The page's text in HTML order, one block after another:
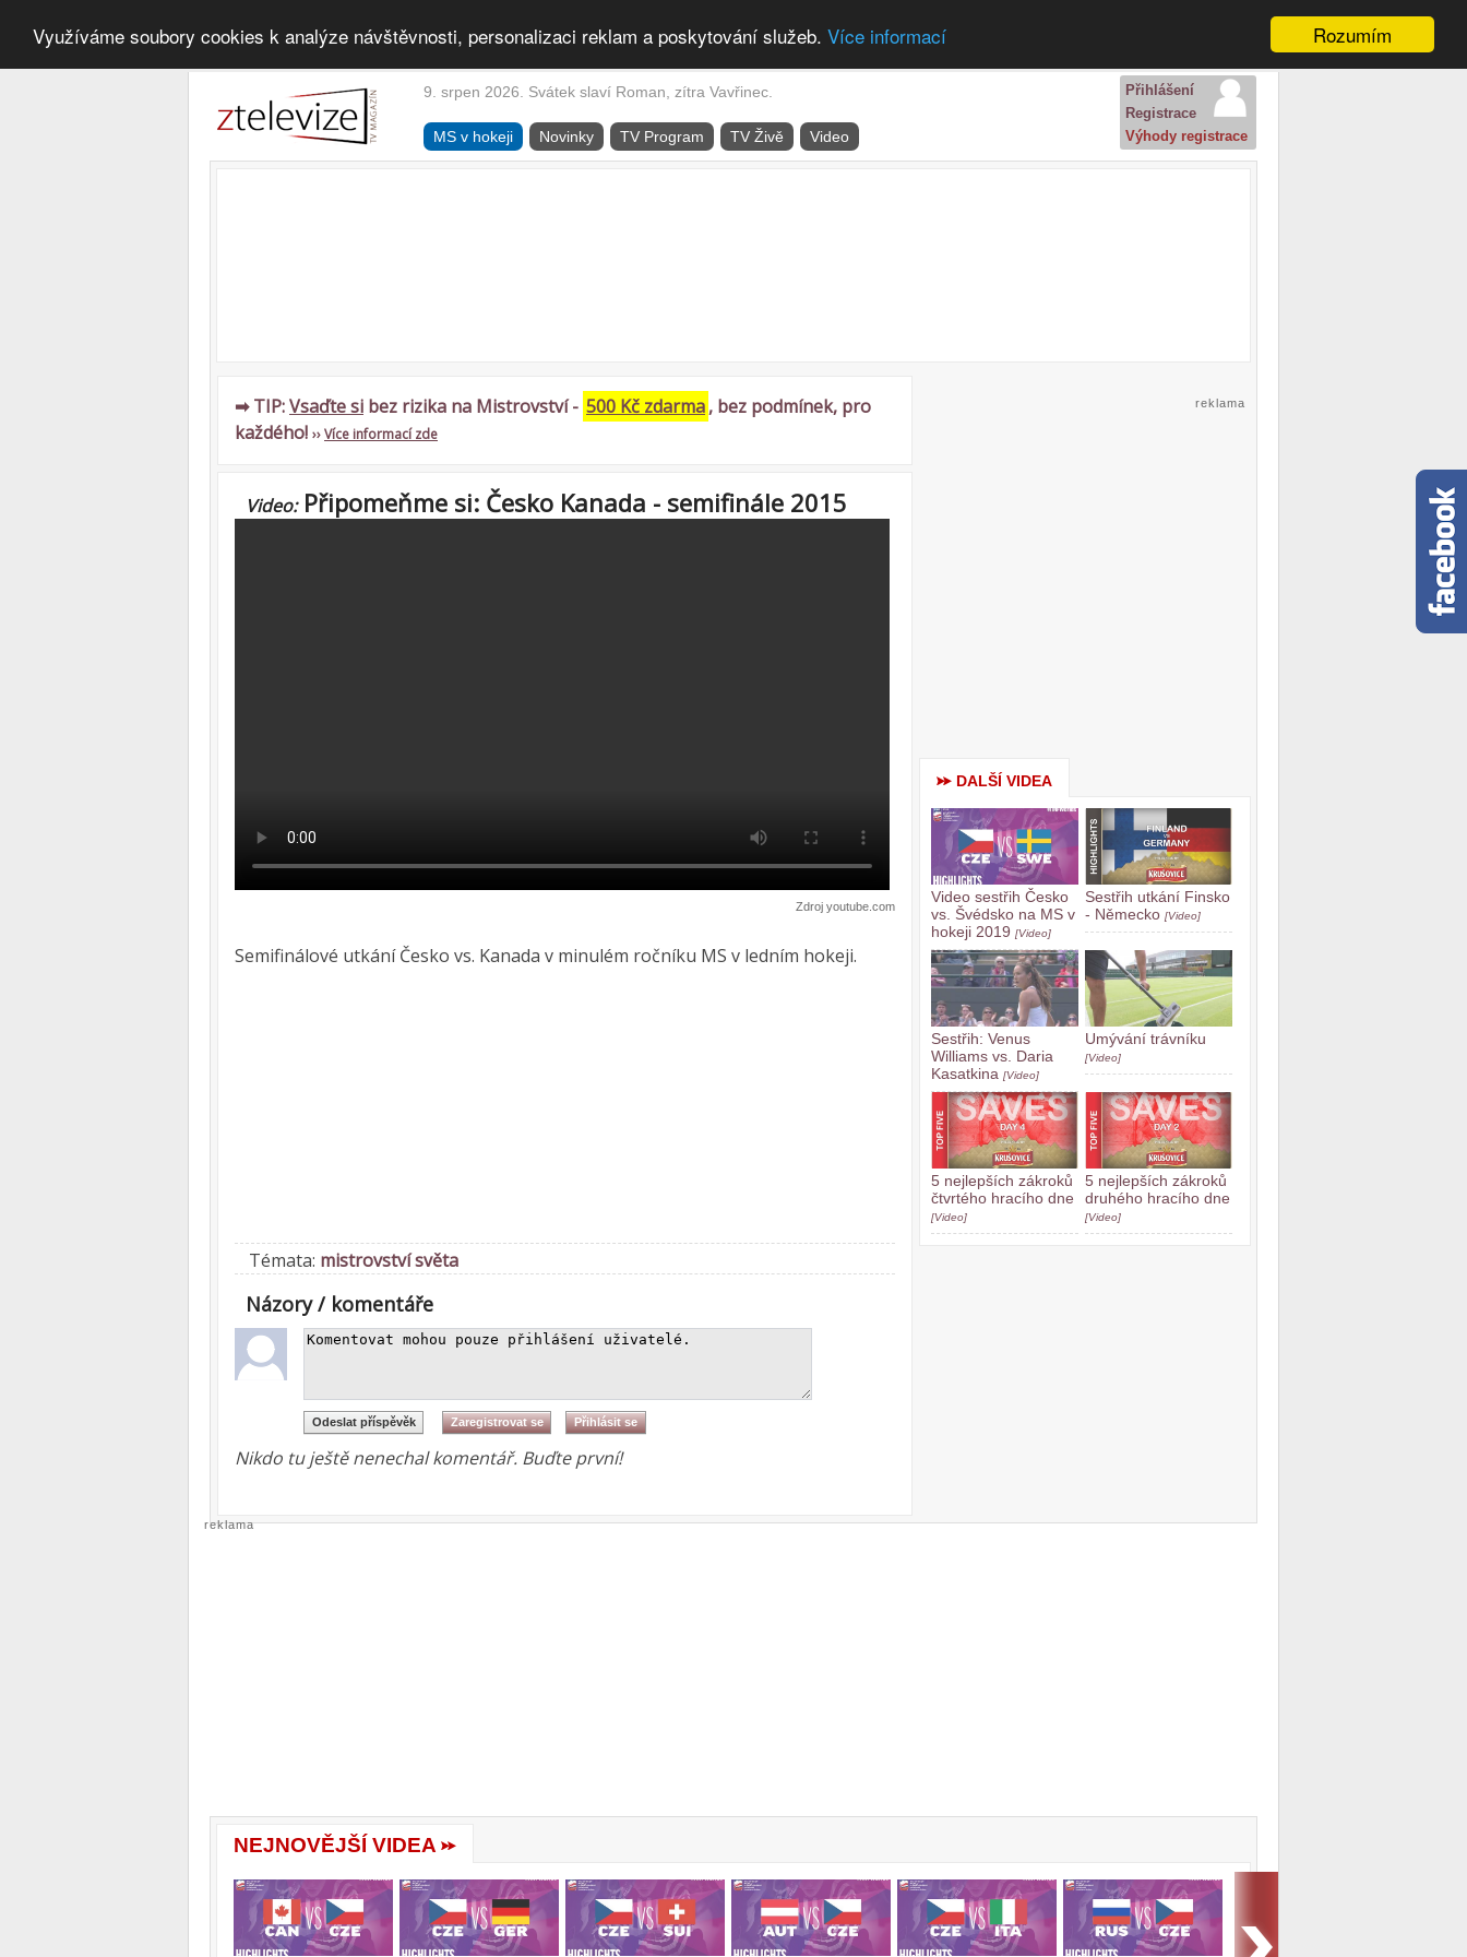
Rozumím
Využíváme soubory cookies k analýze návštěvnosti, personalizaci reklam a poskytování služeb. Více informací
9. srpen 2026. Svátek slaví Roman, zítra Vavřinec.
MS v hokeji Novinky TV Program TV Živě Video
Přihlášení
Registrace
Výhody registrace
reklama
DALŠÍ VIDEA
Video sestřih Česko
vs. Švédsko na MS v
hokeji 2019 [Video]
Sestřih utkání Finsko
- Německo [Video]
Sestřih: Venus
Williams vs. Daria
Kasatkina [Video]
Umývání trávníku
[Video]
5 nejlepších zákroků
čtvrtého hracího dne
[Video]
5 nejlepších zákroků
druhého hracího dne
[Video]
➡ TIP:Vsaďte si bez rizika na Mistrovství - 500 Kč zdarma, bez podmínek, pro
každého! ››Více informací zde
Video:Připomeňme si: Česko Kanada - semifinále 2015
Zdroj youtube.com
Semifinálové utkání Česko vs. Kanada v minulém ročníku MS v ledním hokeji.
Témata: mistrovství světa
Názory / komentáře
Nikdo tu ještě nenechal komentář. Buďte první!
reklama
NEJNOVĚJŠÍ VIDEA